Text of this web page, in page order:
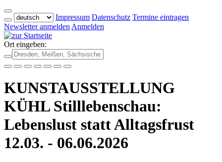
Impressum Datenschutz Termine eintragen
Newsletter anmelden Anmelden
Ort eingeben:
KUNSTAUSSTELLUNG
KÜHL Stilllebenschau:
Lebenslust statt Alltagsfrust
12.03. - 06.06.2026